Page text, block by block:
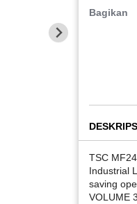
Bagikan
TSC
Industrial
saving
VOLUME